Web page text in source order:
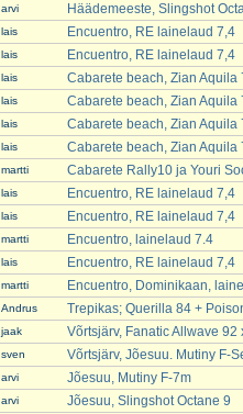
arvi Häädemeeste, Slingshot
lais Encuentro, RE lainelaud 7,4
lais Encuentro, RE lainelaud 7,4
lais Cabarete beach, Zian Aquila
lais Cabarete beach, Zian Aquila
lais Cabarete beach, Zian Aquila
lais Cabarete beach, Zian Aquila
martti Cabarete Rally10 ja Youri
lais Encuentro, RE lainelaud 7,4
lais Encuentro, RE lainelaud 7,4
martti Encuentro, lainelaud 7.4
lais Encuentro, RE lainelaud 7,4
martti Encuentro, Dominikaan,
Andrus Trepikas; Querilla 84 +
jaak Võrtsjärv, Fanatic Allwave 92
sven Võrtsjärv, Jõesuu. Mutiny F-
arvi Jõesuu, Mutiny F-7m
arvi Jõesuu, Slingshot Octane 9